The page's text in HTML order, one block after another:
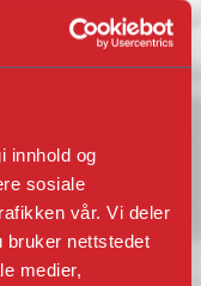
innhold og
sosiale
vår. Vi deler
bruker nettstedet
medier,